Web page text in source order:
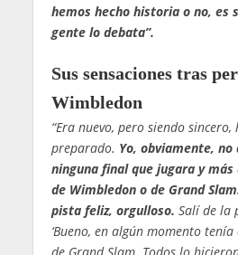
hemos hecho historia o no, es
gente lo debata”.
Sus sensaciones tras
Wimbledon
“Era nuevo, pero siendo sincero,
preparado. Yo, obviamente,
ninguna final que jugara y
de Wimbledon o de Grand
pista feliz, orgulloso. Salí de la
‘Bueno, en algún momento